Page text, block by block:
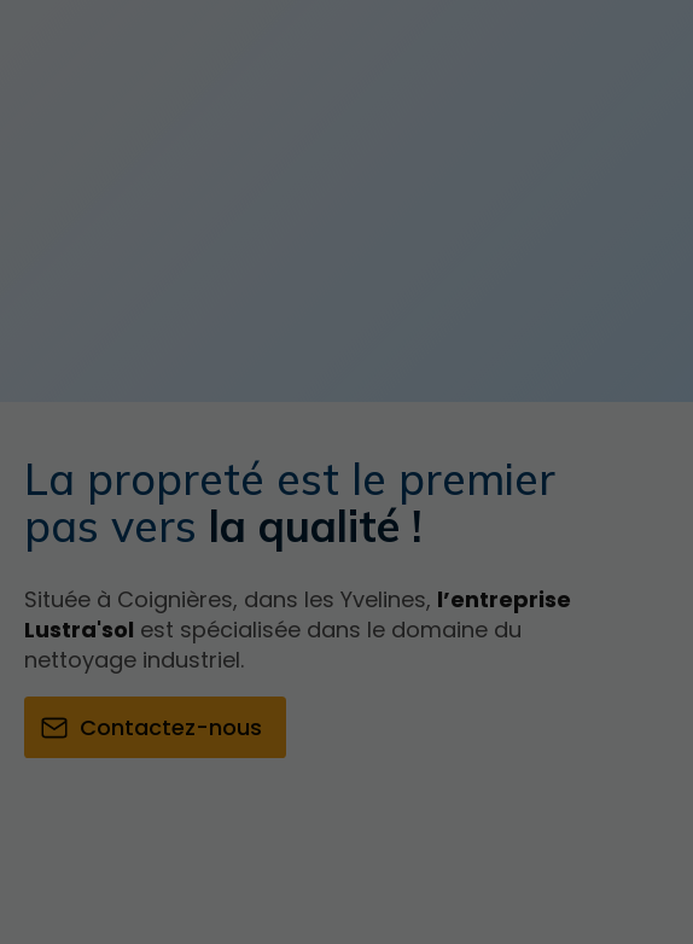
La propreté est le premier
pas vers la qualité !
Située à Coignières, dans les Yvelines, l’entreprise
Lustra'sol est spécialisée dans le domaine du
nettoyage industriel.
Contactez-nous